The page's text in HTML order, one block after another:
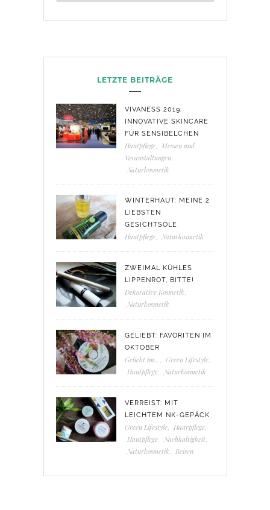
LETZTE BEITRÄGE
VIVANESS 2019:
INNOVATIVE SKINCARE
FÜR SENSIBELCHEN
Hautpflege,
Messen und
Veranstaltungen,
Naturkosmetik
WINTERHAUT: MEINE 2
LIEBSTEN
GESICHTSÖLE
Hautpflege, Naturkosmetik
ZWEIMAL KÜHLES
LIPPENROT, BITTE!
Dekorative Kosmetik
Naturkosmetik
GELIEBT: FAVORITEN IM
OKTOBER
Geliebt im... Green Lifestyle,
Hautpflege, Naturkosmetik
VERREIST: MIT
LEICHTEM NK-GEPÄCK
Green Lifestyle, Haarpflege,
Hautpflege, Nachhaltigkeit
Naturkosmetik
Reisen